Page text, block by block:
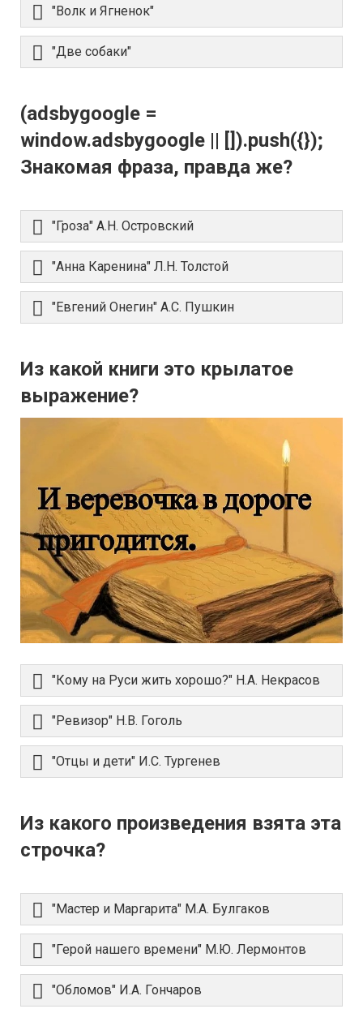
"Волк и Ягненок"
"Две собаки"
(adsbygoogle =
window.adsbygoogle || []).push({});
Знакомая фраза, правда же?
"Гроза" А.Н. Островский
"Анна Каренина" Л.Н. Толстой
"Евгений Онегин" А.С. Пушкин
Из какой книги это крылатое
выражение?
"Кому на Руси жить хорошо?" Н.А. Некрасов
"Ревизор" Н.В. Гоголь
"Отцы и дети" И.С. Тургенев
Из какого произведения взята эта
строчка?
"Мастер и Маргарита" М.А. Булгаков
"Герой нашего времени" М.Ю. Лермонтов
"Обломов" И.А. Гончаров